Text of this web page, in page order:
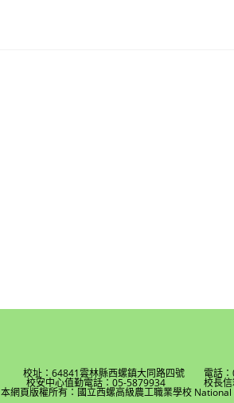
校址：64841雲林縣西螺鎮大同路四號 電話
校安中心值勤電話：05-5879934 校長信
本網頁版權所有：國立西螺高級農工職業學校